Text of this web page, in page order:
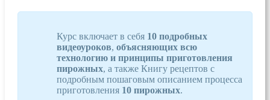
Курс включает в себя 10 подробных
видеоуроков, объясняющих всю
технологию и принципы приготовления
пирожных, а также Книгу рецептов с
подробным пошаговым описанием процесса
приготовления 10 пирожных.